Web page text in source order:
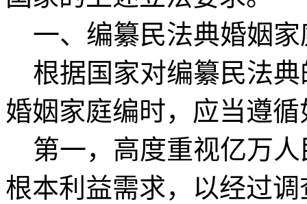
一、编纂民法典婚姻家
根据国家对编纂民法典
婚姻家庭编时，应当遵
第一，高度重视亿万人
根本利益需求，以经过